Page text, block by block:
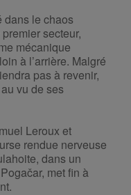
dans le chaos
secteur,
mécanique
à l’arrière. Malgré
pas à revenir,
vu de ses
Leroux et
rendue nerveuse
dans un
met fin à